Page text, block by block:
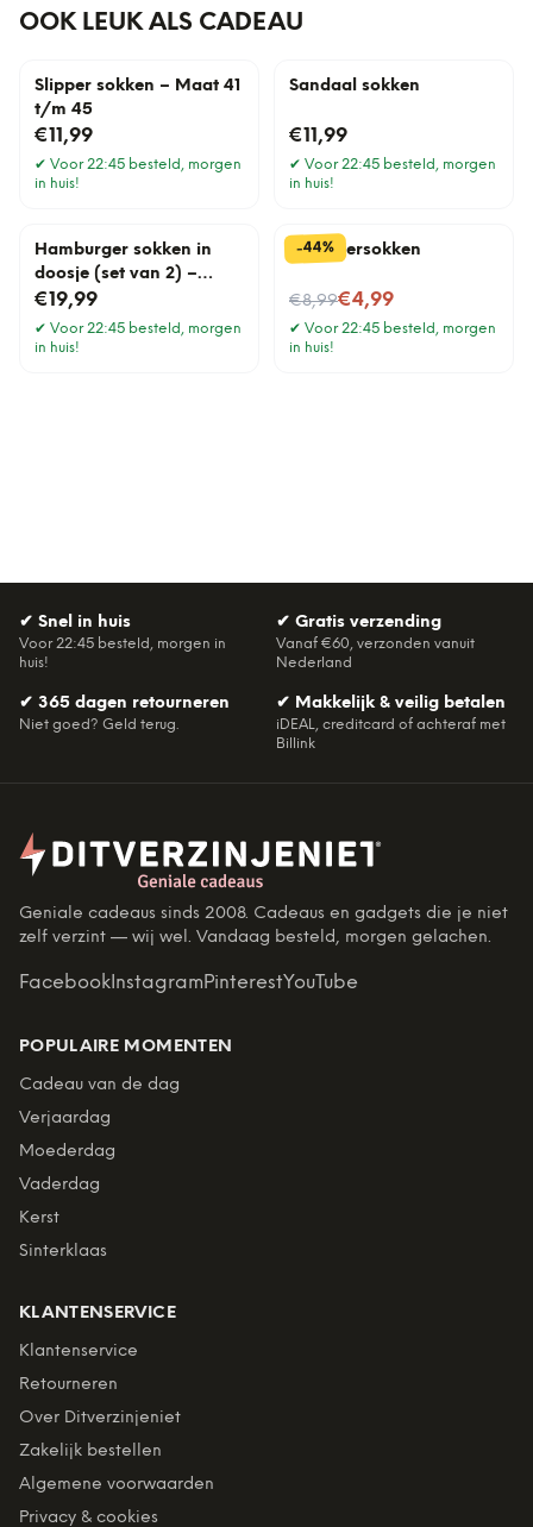
OOK LEUK ALS CADEAU
Slipper sokken – Maat 41
t/m 45
€11,99
✔ Voor 22:45 besteld, morgen
in huis!
Sandaal sokken
€11,99
✔ Voor 22:45 besteld, morgen
in huis!
Hamburger sokken in
doosje (set van 2) –
Maat 41 t/m 45
€19,99
✔ Voor 22:45 besteld, morgen
in huis!
-44%
Gele biersokken
€8,99
Nu voor€4,99
✔ Voor 22:45 besteld, morgen
in huis!
✔ Snel in huis
Voor 22:45 besteld, morgen in
huis!
✔ Gratis verzending
Vanaf €60, verzonden vanuit
Nederland
✔ 365 dagen retourneren
Niet goed? Geld terug.
✔ Makkelijk & veilig betalen
iDEAL, creditcard of achteraf met
Billink
Geniale cadeaus sinds 2008. Cadeaus en gadgets die je niet
zelf verzint — wij wel. Vandaag besteld, morgen gelachen.
Facebook InstagramPinterestYouTube
POPULAIRE MOMENTEN
Cadeau van de dag
Verjaardag
Moederdag
Vaderdag
Kerst
Sinterklaas
KLANTENSERVICE
Klantenservice
Retourneren
Over Ditverzinjeniet
Zakelijk bestellen
Algemene voorwaarden
Privacy & cookies